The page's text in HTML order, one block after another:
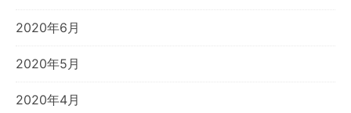
2020年6月
2020年5月
2020年4月